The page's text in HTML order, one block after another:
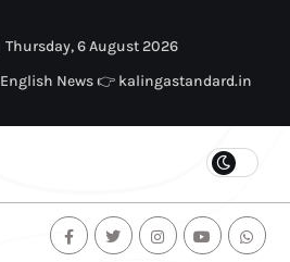
Thursday, 6 August 2026
English News 👉 kalingastandard.in